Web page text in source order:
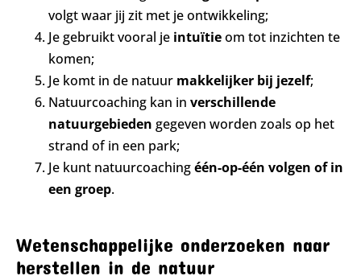
volgt waar jij zit met je ontwikkeling;
Je gebruikt vooral je intuïtieom tot inzichten te
komen;
Je komt in de natuur makkelijker bij jezelf;
Natuurcoaching kan in verschillende
natuurgebieden gegeven worden zoals op het
strand of in een park;
Je kunt natuurcoachingéén-op-één volgen of in
een groep.
Wetenschappelijke onderzoeken naar
herstellen in de natuur